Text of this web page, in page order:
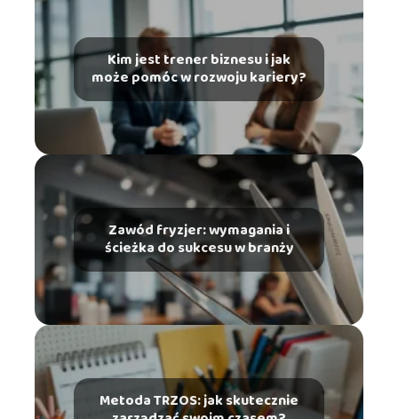
Kim jest trener biznesu i jak
może pomóc w rozwoju kariery?
Zawód fryzjer: wymagania i
ścieżka do sukcesu w branży
Metoda TRZOS: jak skutecznie